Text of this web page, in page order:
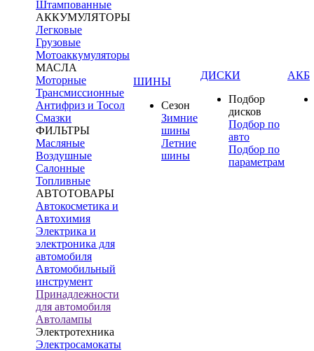
Штампованные
АККУМУЛЯТОРЫ
Легковые
Грузовые
Мотоаккумуляторы
МАСЛА
Моторные
Трансмиссионные
Антифриз и Тосол
Смазки
ФИЛЬТРЫ
Масляные
Воздушные
Салонные
Топливные
АВТОТОВАРЫ
Автокосметика и
Автохимия
Электрика и
электроника для
автомобиля
Автомобильный
инструмент
Принадлежности
для автомобиля
Автолампы
Электротехника
Электросамокаты
ШИНЫ
Сезон
Зимние
шины
Летние
шины
ДИСКИ
Подбор
дисков
Подбор по
авто
Подбор по
параметрам
АКБ